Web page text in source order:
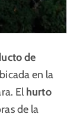
de
en la
El hurto
de la